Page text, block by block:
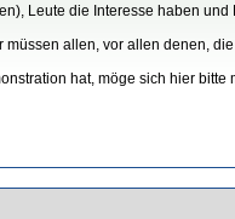
Leute die Interesse haben
allen, vor allen denen,
hat, möge sich hier bitte